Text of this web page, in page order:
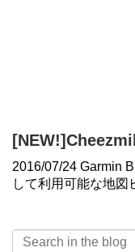
2016/07/24 Garmin
して利用可能な地図